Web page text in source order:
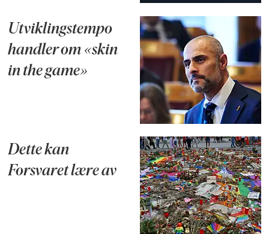
Utviklingstempo
handler om «skin
in the game»
Dette kan
Forsvaret lære av